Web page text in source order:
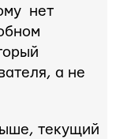
нет
а не
текущий